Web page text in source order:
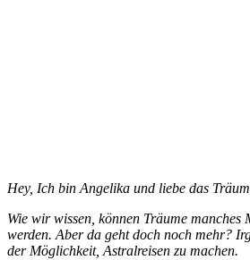
Hey, Ich bin Angelika und liebe das
Wie wir wissen, können Träume manches
werden. Aber da geht doch noch mehr?
der Möglichkeit, Astralreisen zu machen.